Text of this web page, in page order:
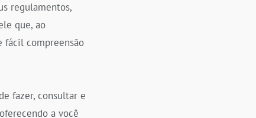
regulamentos,
que, ao
fácil compreensão
fazer, consultar e
a você